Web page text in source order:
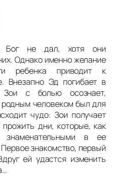
Бог не дал, хотя они
Однако именно желание
ребенка приводит к
Внезапно Эд погибает в
Зои с болью осознает,
родным человеком был для
чудо: Зои получает
дни, которые, как
в ее
знакомство, первый
ей удастся изменить